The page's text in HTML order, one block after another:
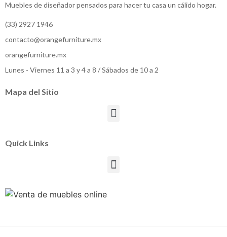
Muebles de diseñador pensados para hacer tu casa un cálido hogar.
(33) 2927 1946
contacto@orangefurniture.mx
orangefurniture.mx
Lunes - Viernes 11 a 3 y 4 a 8 / Sábados de 10 a 2
Mapa del Sitio
Quick Links